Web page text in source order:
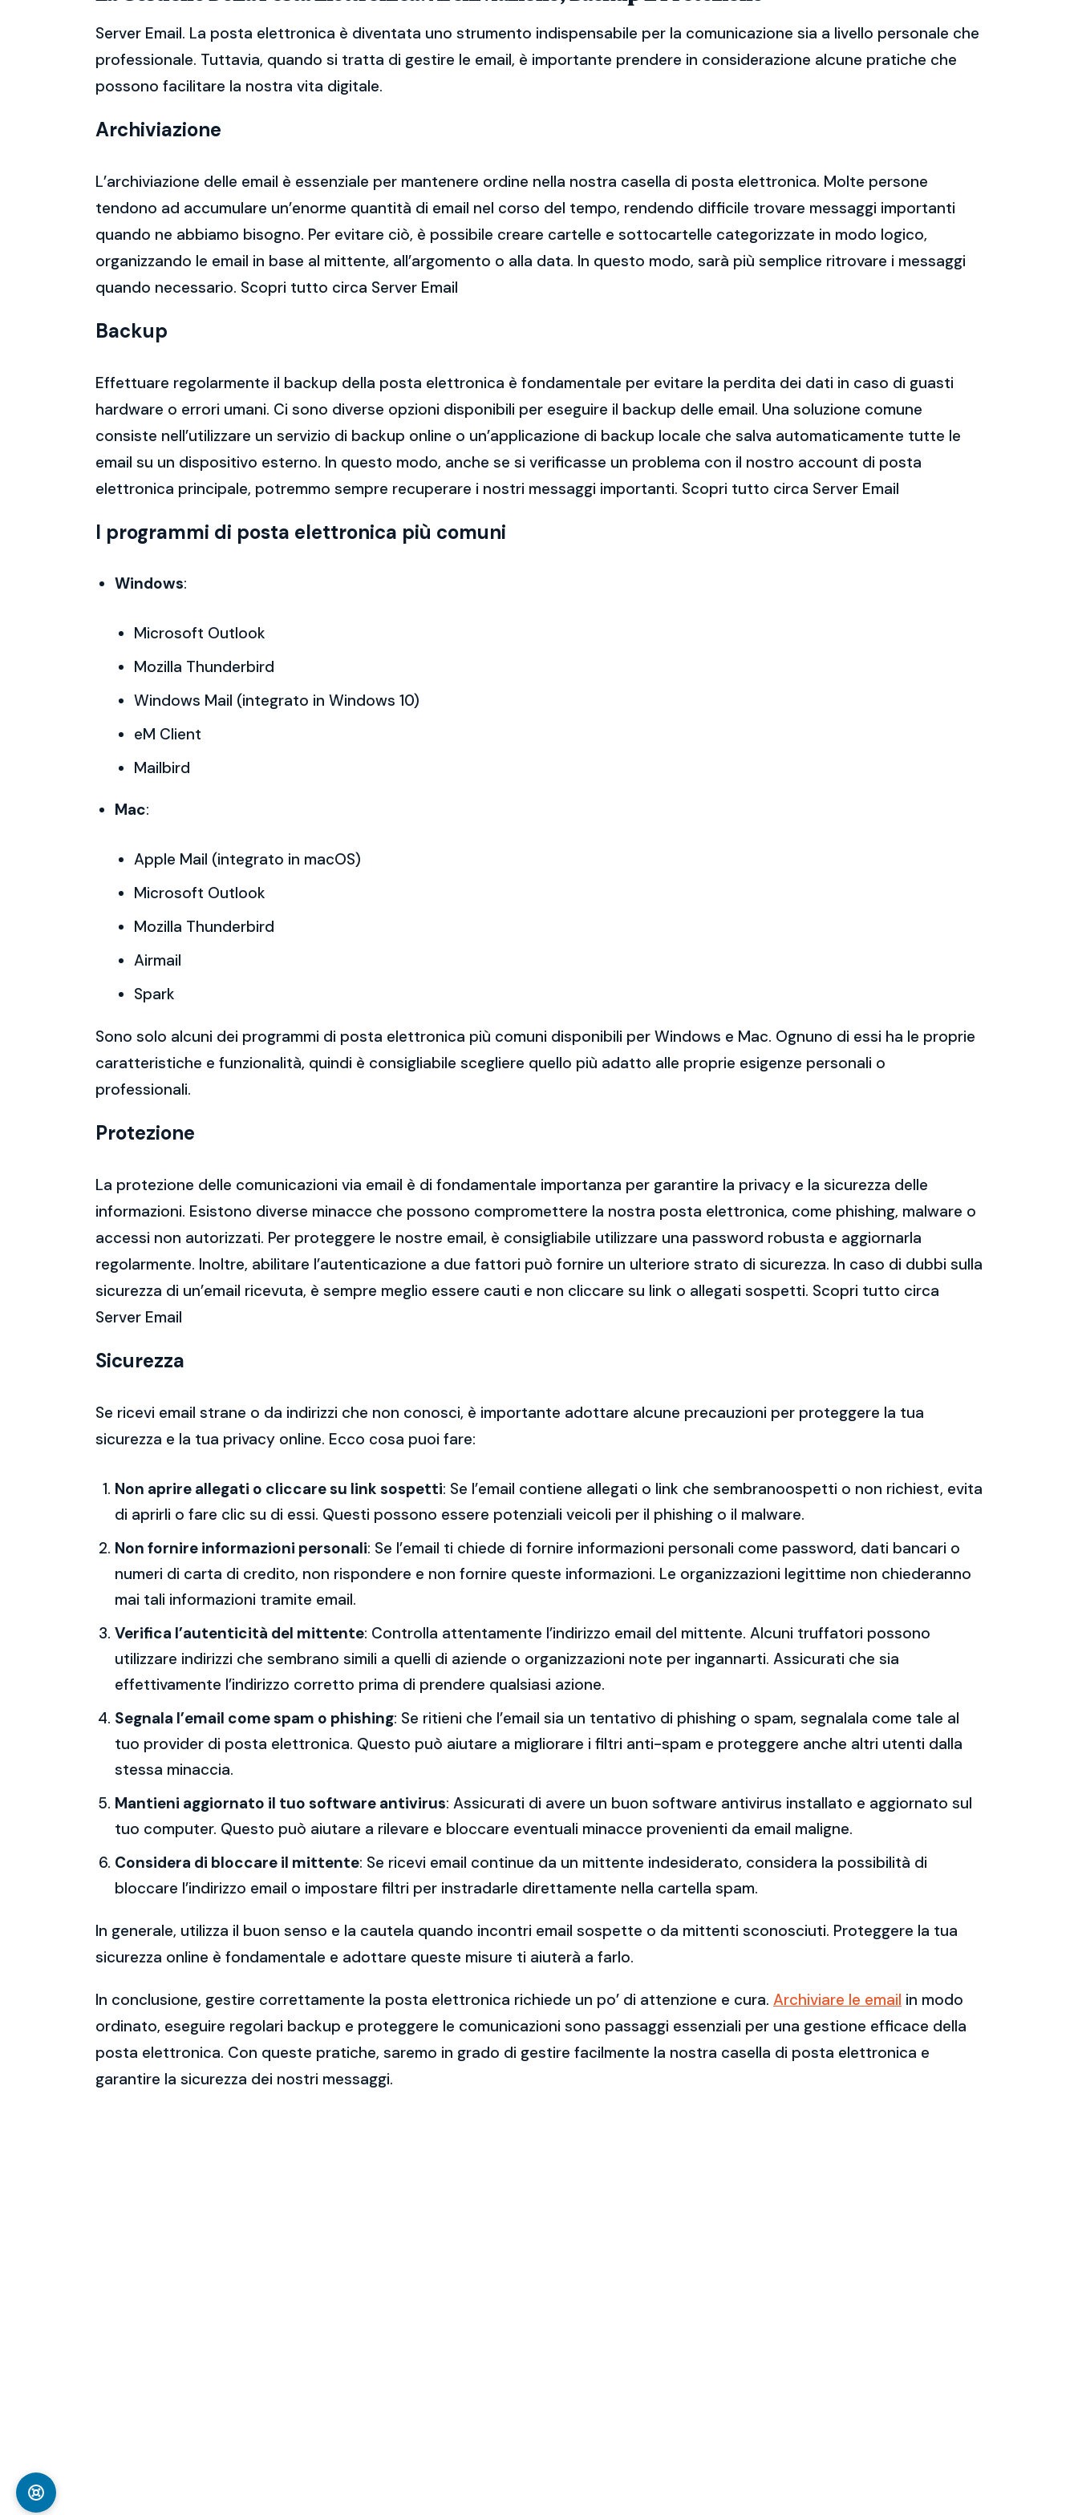
Server Email. La posta elettronica è diventata uno strumento indispensabile per la comunicazione sia a livello personale che
professionale. Tuttavia, quando si tratta di gestire le email, è importante prendere in considerazione alcune pratiche che
possono facilitare la nostra vita digitale.
Archiviazione
L’archiviazione delle email è essenziale per mantenere ordine nella nostra casella di posta elettronica. Molte persone
tendono ad accumulare un’enorme quantità di email nel corso del tempo, rendendo difficile trovare messaggi importanti
quando ne abbiamo bisogno. Per evitare ciò, è possibile creare cartelle e sottocartelle categorizzate in modo logico,
organizzando le email in base al mittente, all’argomento o alla data. In questo modo, sarà più semplice ritrovare i messaggi
quando necessario. Scopri tutto circa Server Email
Backup
Effettuare regolarmente il backup della posta elettronica è fondamentale per evitare la perdita dei dati in caso di guasti
hardware o errori umani. Ci sono diverse opzioni disponibili per eseguire il backup delle email. Una soluzione comune
consiste nell’utilizzare un servizio di backup online o un’applicazione di backup locale che salva automaticamente tutte le
email su un dispositivo esterno. In questo modo, anche se si verificasse un problema con il nostro account di posta
elettronica principale, potremmo sempre recuperare i nostri messaggi importanti. Scopri tutto circa Server Email
I programmi di posta elettronica più comuni
Windows:
Microsoft Outlook
Mozilla Thunderbird
Windows Mail (integrato in Windows 10)
eM Client
Mailbird
Mac:
Apple Mail (integrato in macOS)
Microsoft Outlook
Mozilla Thunderbird
Airmail
Spark
Sono solo alcuni dei programmi di posta elettronica più comuni disponibili per Windows e Mac. Ognuno di essi ha le proprie
caratteristiche e funzionalità, quindi è consigliabile scegliere quello più adatto alle proprie esigenze personali o
professionali.
Protezione
La protezione delle comunicazioni via email è di fondamentale importanza per garantire la privacy e la sicurezza delle
informazioni. Esistono diverse minacce che possono compromettere la nostra posta elettronica, come phishing, malware o
accessi non autorizzati. Per proteggere le nostre email, è consigliabile utilizzare una password robusta e aggiornarla
regolarmente. Inoltre, abilitare l’autenticazione a due fattori può fornire un ulteriore strato di sicurezza. In caso di dubbi sulla
sicurezza di un’email ricevuta, è sempre meglio essere cauti e non cliccare su link o allegati sospetti. Scopri tutto circa
Server Email
Sicurezza
Se ricevi email strane o da indirizzi che non conosci, è importante adottare alcune precauzioni per proteggere la tua
sicurezza e la tua privacy online. Ecco cosa puoi fare:
Non aprire allegati o cliccare su link sospetti: Se l’email contiene allegati o link che sembranoospetti o non richiest, evita
di aprirli o fare clic su di essi. Questi possono essere potenziali veicoli per il phishing o il malware.
Non fornire informazioni personali: Se l’email ti chiede di fornire informazioni personali come password, dati bancari o
numeri di carta di credito, non rispondere e non fornire queste informazioni. Le organizzazioni legittime non chiederanno
mai tali informazioni tramite email.
Verifica l’autenticità del mittente: Controlla attentamente l’indirizzo email del mittente. Alcuni truffatori possono
utilizzare indirizzi che sembrano simili a quelli di aziende o organizzazioni note per ingannarti. Assicurati che sia
effettivamente l’indirizzo corretto prima di prendere qualsiasi azione.
Segnala l’email come spam o phishing: Se ritieni che l’email sia un tentativo di phishing o spam, segnalala come tale al
tuo provider di posta elettronica. Questo può aiutare a migliorare i filtri anti-spam e proteggere anche altri utenti dalla
stessa minaccia.
Mantieni aggiornato il tuo software antivirus: Assicurati di avere un buon software antivirus installato e aggiornato sul
tuo computer. Questo può aiutare a rilevare e bloccare eventuali minacce provenienti da email maligne.
Considera di bloccare il mittente: Se ricevi email continue da un mittente indesiderato, considera la possibilità di
bloccare l’indirizzo email o impostare filtri per instradarle direttamente nella cartella spam.
In generale, utilizza il buon senso e la cautela quando incontri email sospette o da mittenti sconosciuti. Proteggere la tua
sicurezza online è fondamentale e adottare queste misure ti aiuterà a farlo.
In conclusione, gestire correttamente la posta elettronica richiede un po’ di attenzione e cura. Archiviare le email in modo
ordinato, eseguire regolari backup e proteggere le comunicazioni sono passaggi essenziali per una gestione efficace della
posta elettronica. Con queste pratiche, saremo in grado di gestire facilmente la nostra casella di posta elettronica e
garantire la sicurezza dei nostri messaggi.